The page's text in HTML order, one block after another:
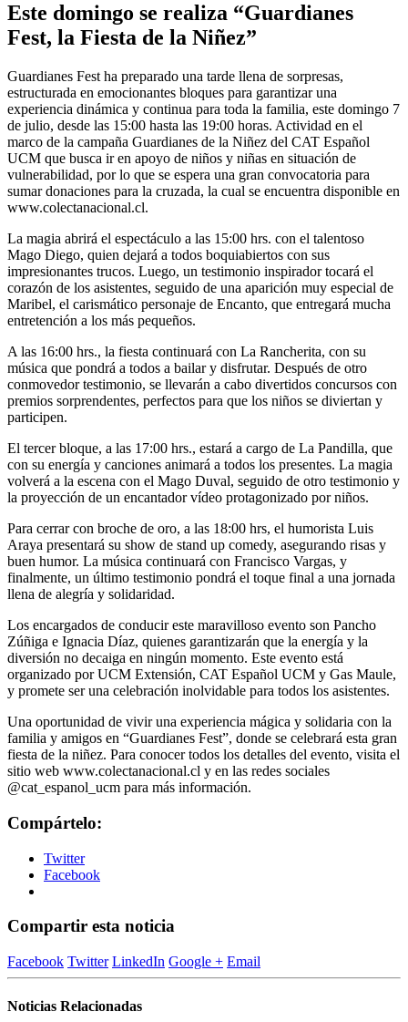
Este domingo se realiza “Guardianes
Fest, la Fiesta de la Niñez”
Guardianes Fest ha preparado una tarde llena de sorpresas,
estructurada en emocionantes bloques para garantizar una
experiencia dinámica y continua para toda la familia, este domingo 7
de julio, desde las 15:00 hasta las 19:00 horas. Actividad en el
marco de la campaña Guardianes de la Niñez del CAT Español
UCM que busca ir en apoyo de niños y niñas en situación de
vulnerabilidad, por lo que se espera una gran convocatoria para
sumar donaciones para la cruzada, la cual se encuentra disponible en
www.colectanacional.cl.
La magia abrirá el espectáculo a las 15:00 hrs. con el talentoso
Mago Diego, quien dejará a todos boquiabiertos con sus
impresionantes trucos. Luego, un testimonio inspirador tocará el
corazón de los asistentes, seguido de una aparición muy especial de
Maribel, el carismático personaje de Encanto, que entregará mucha
entretención a los más pequeños.
A las 16:00 hrs., la fiesta continuará con La Rancherita, con su
música que pondrá a todos a bailar y disfrutar. Después de otro
conmovedor testimonio, se llevarán a cabo divertidos concursos con
premios sorprendentes, perfectos para que los niños se diviertan y
participen.
El tercer bloque, a las 17:00 hrs., estará a cargo de La Pandilla, que
con su energía y canciones animará a todos los presentes. La magia
volverá a la escena con el Mago Duval, seguido de otro testimonio y
la proyección de un encantador vídeo protagonizado por niños.
Para cerrar con broche de oro, a las 18:00 hrs, el humorista Luis
Araya presentará su show de stand up comedy, asegurando risas y
buen humor. La música continuará con Francisco Vargas, y
finalmente, un último testimonio pondrá el toque final a una jornada
llena de alegría y solidaridad.
Los encargados de conducir este maravilloso evento son Pancho
Zúñiga e Ignacia Díaz, quienes garantizarán que la energía y la
diversión no decaiga en ningún momento. Este evento está
organizado por UCM Extensión, CAT Español UCM y Gas Maule,
y promete ser una celebración inolvidable para todos los asistentes.
Una oportunidad de vivir una experiencia mágica y solidaria con la
familia y amigos en “Guardianes Fest”, donde se celebrará esta gran
fiesta de la niñez. Para conocer todos los detalles del evento, visita el
sitio web www.colectanacional.cl y en las redes sociales
@cat_espanol_ucm para más información.
Compártelo:
Twitter
Facebook
Compartir esta noticia
Facebook Twitter LinkedIn Google + Email
Noticias Relacionadas